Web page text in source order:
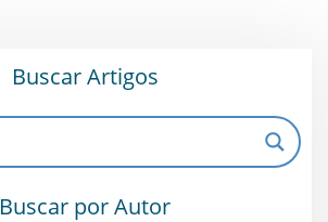
Buscar Artigos
Buscar por Autor